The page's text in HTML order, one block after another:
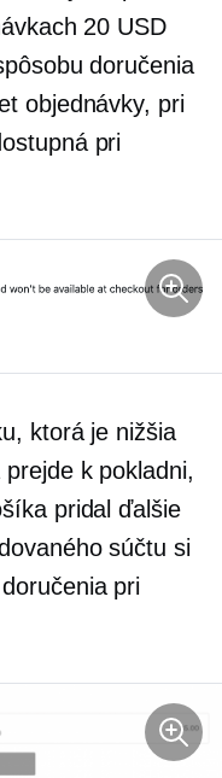
20 USD
doručenia
objednávky, pri
pri
ktorá je nižšia
k pokladni,
pridal ďalšie
súčtu si
pri